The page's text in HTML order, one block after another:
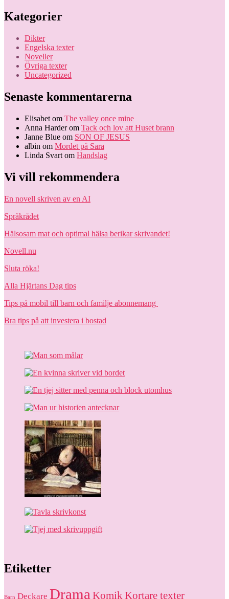
Kategorier
Dikter
Engelska texter
Noveller
Övriga texter
Uncategorized
Senaste kommentarerna
Elisabet om The valley once mine
Anna Harderom Tack och lov att Huset brann
Janne Blue om SON OF JESUS
albin om Mordet på Sara
Linda Svart om Handslag
Vi vill rekommendera
En novell skriven av en AI
Språkrådet
Hälsosam mat och optimal hälsa berikar skrivandet!
Novell.nu
Sluta röka!
Alla Hjärtans Dag tips
Tips på mobil till barn och familje abonnemang
Bra tips på att investera i bostad
Etiketter
Barn Deckare Drama Komik Kortare texter